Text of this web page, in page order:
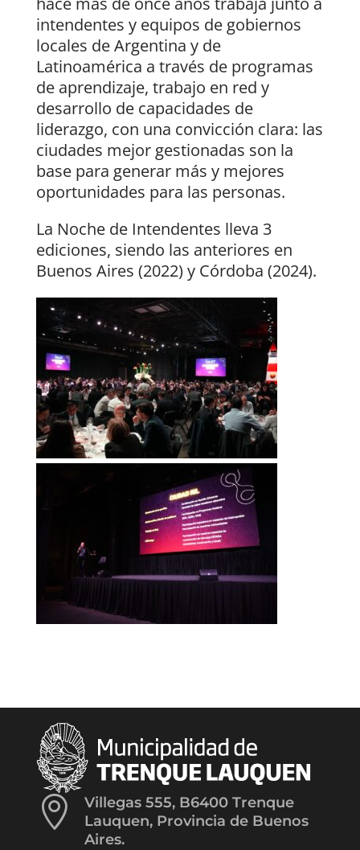
intendentes y equipos de gobiernos
locales de Argentina y de
Latinoamérica a través de programas
de aprendizaje, trabajo en red y
desarrollo de capacidades de
liderazgo, con una convicción clara: las
ciudades mejor gestionadas son la
base para generar más y mejores
oportunidades para las personas.
La Noche de Intendentes lleva 3
ediciones, siendo las anteriores en
Buenos Aires (2022) y Córdoba (2024).

Villegas 555, B6400 Trenque
Lauquen, Provincia de Buenos
Aires.